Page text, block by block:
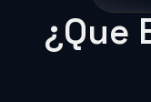
¿Que